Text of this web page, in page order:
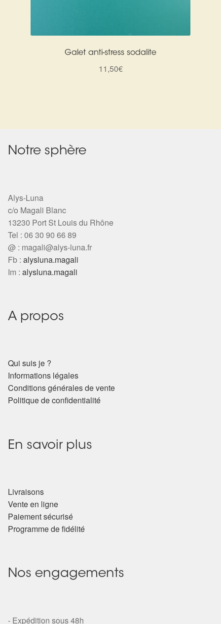
Galet anti-stress sodalite
11,50€
Notre sphère
Alys-Luna
c/o Magali Blanc
13230 Port St Louis du Rhône
Tel : 06 30 90 66 89
@ : magali@alys-luna.fr
Fb : alysluna.magali
Im : alysluna.magali
A propos
Qui suis je ?
Informations légales
Conditions générales de vente
Politique de confidentialité
En savoir plus
Livraisons
Vente en ligne
Paiement sécurisé
Programme de fidélité
Nos engagements
- Expédition sous 48h